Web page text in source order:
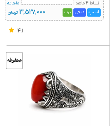
اقساط 4 ماهه
اسنپ
دیجی ترب 3,527,000 تومان
ماهانه
4.1